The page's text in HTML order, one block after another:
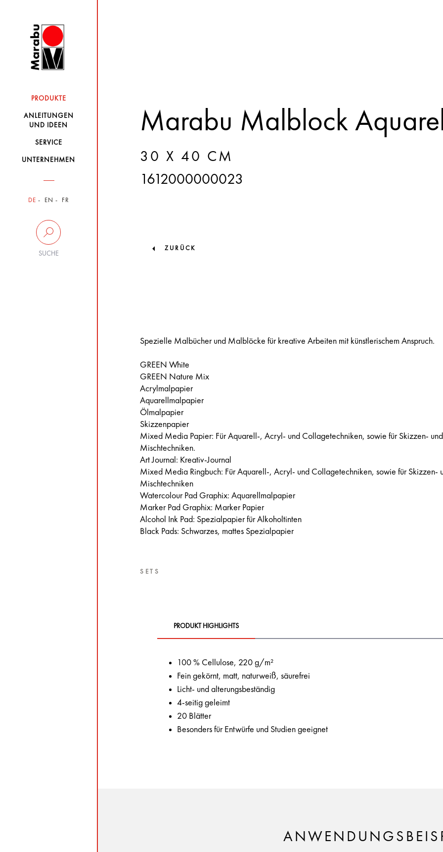
PRODUKTE
ANLEITUNGEN
UND IDEEN
SERVICE
UNTERNEHMEN
DE EN FR
SUCHE
Marabu Malblock
30 X 40 CM
1612000000023
ZURÜCK
Spezielle Malbücher und Malblöcke für kreative Arbeiten mit künstlerischem Anspruch.
GREEN White
GREEN Nature Mix
Acrylmalpapier
Aquarellmalpapier
Ölmalpapier
Skizzenpapier
Mixed Media Papier: Für Aquarell-, Acryl- und Collagetechniken, sowie für Skizzen- und
Mischtechniken.
Art Journal: Kreativ-Journal
Mixed Media Ringbuch: Für Aquarell-, Acryl- und Collagetechniken, sowie für Skizzen-
Mischtechniken
Watercolour Pad Graphix: Aquarellmalpapier
Marker Pad Graphix: Marker Papier
Alcohol Ink Pad: Spezialpapier für Alkoholtinten
Black Pads: Schwarzes, mattes Spezialpapier
SETS
PRODUKT HIGHLIGHTS
100 % Cellulose, 220 g/m²
Fein gekörnt, matt, naturweiß, säurefrei
Licht- und alterungsbeständig
4-seitig geleimt
20 Blätter
Besonders für Entwürfe und Studien geeignet